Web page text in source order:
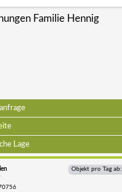
Familie Hennig
Lage
Objekt pro Tag ab: